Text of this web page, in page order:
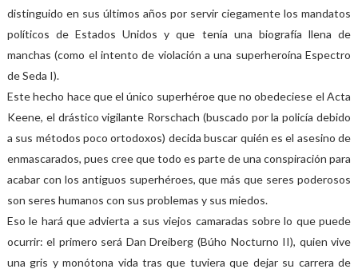
distinguido en sus últimos años por servir ciegamente los mandatos
políticos de Estados Unidos y que tenía una biografía llena de
manchas (como el intento de violación a una superheroína Espectro
de Seda I).
Este hecho hace que el único superhéroe que no obedeciese el Acta
Keene, el drástico vigilante Rorschach (buscado por la policía debido
a sus métodos poco ortodoxos) decida buscar quién es el asesino de
enmascarados, pues cree que todo es parte de una conspiración para
acabar con los antiguos superhéroes, que más que seres poderosos
son seres humanos con sus problemas y sus miedos.
Eso le hará que advierta a sus viejos camaradas sobre lo que puede
ocurrir: el primero será Dan Dreiberg (Búho Nocturno II), quien vive
una gris y monótona vida tras que tuviera que dejar su carrera de